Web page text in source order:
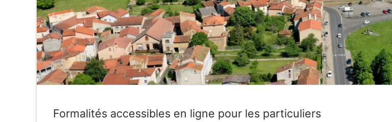
Formalités accessibles en ligne pour les particuliers